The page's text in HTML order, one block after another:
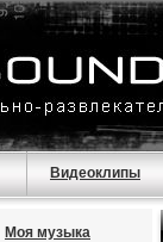
Видеоклипы
Моя музыка